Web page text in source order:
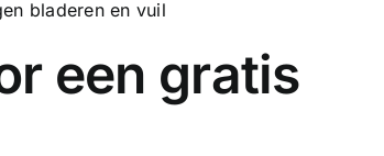
bladeren en vuil
een gratis